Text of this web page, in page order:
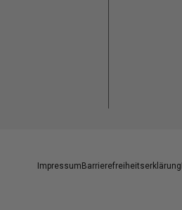
Impressum Barrierefreiheitserklärung